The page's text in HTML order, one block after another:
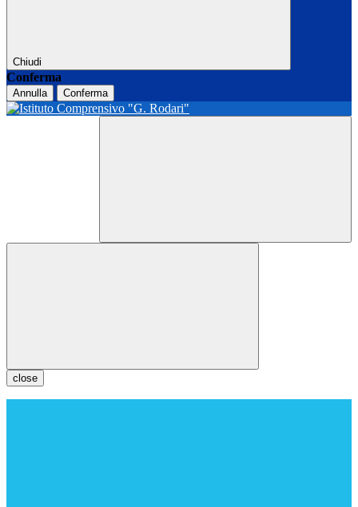
Chiudi
Conferma
Annulla Conferma
close